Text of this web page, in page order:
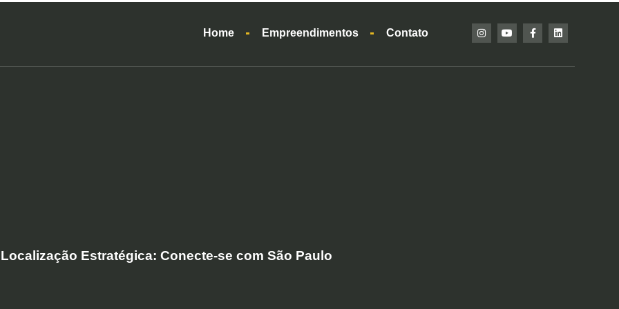
Home Empreendimentos Contato
Localização Estratégica: Conecte-se com São Paulo